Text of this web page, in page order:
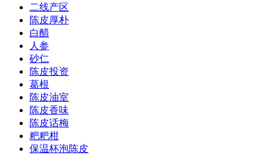
二线产区
陈皮厚朴
白醋
人参
砂仁
陈皮投资
葛根
陈皮油室
陈皮香味
陈皮话梅
粑粑柑
保温杯泡陈皮